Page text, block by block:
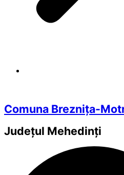
Comuna Breznița-
Județul Mehedinți